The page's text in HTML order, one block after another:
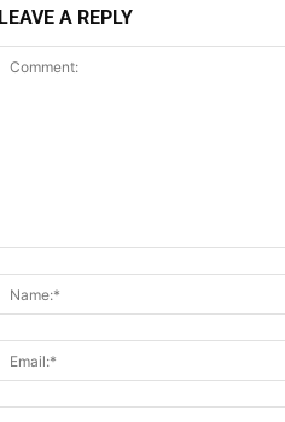
LEAVE A REPLY